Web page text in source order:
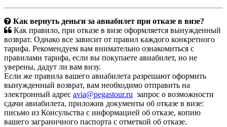
Как вернуть деньги за авиабилет при отказе в визе?
Как правило, при отказе в визе оформляется вынужденный
возврат. Однако все зависит от правил каждого конкретного
тарифа. Рекомендуем вам внимательно ознакомиться с
правилами тарифа, если вы покупаете авиабилет, но не
уверены, дадут ли вам визу.
Если же правила вашего авиабилета разрешают оформить
вынужденный возврат, вам необходимо отправить на
электронный адрес avia@pegastour.ru запрос о возможности
сдачи авиабилета, приложив документы об отказе в визе:
письмо из Консульства с информацией об отказе, копию
вашего заграничного паспорта с отметкой об отказе.